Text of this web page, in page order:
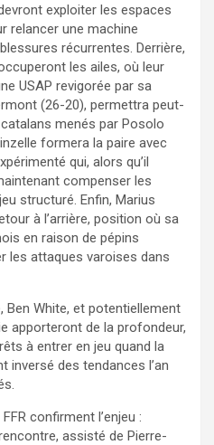
exploiter les espaces
relancer une machine
récurrentes. Derrière,
les ailes, où leur
USAP revigorée par sa
(26-20), permettra peut-
menés par Posolo
formera la paire avec
qui, alors qu’il
compenser les
structuré. Enfin, Marius
à l’arrière, position où sa
en raison de pépins
les attaques varoises dans
Ben White, et potentiellement
apporteront de la profondeur,
à entrer en jeu quand la
inversé des tendances l’an
confirment l’enjeu :
assisté de Pierre-